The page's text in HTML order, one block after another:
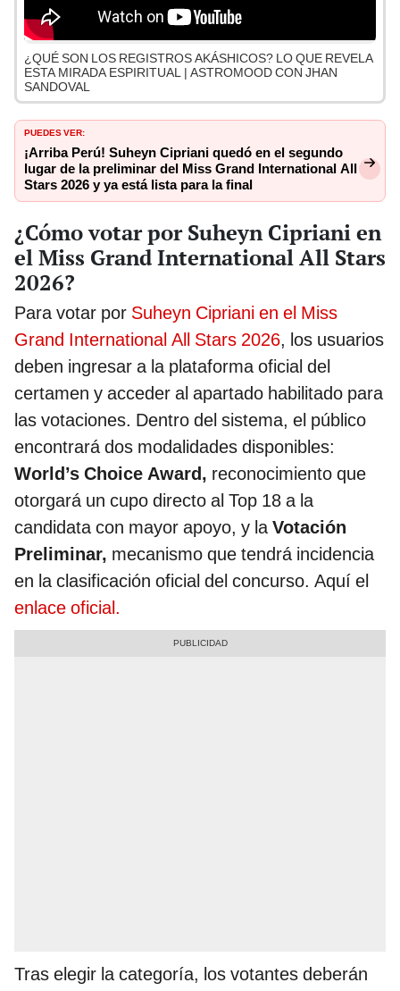
¿QUÉ SON LOS REGISTROS AKÁSHICOS? LO QUE REVELA
ESTA MIRADA ESPIRITUAL | ASTROMOOD CON JHAN
SANDOVAL
PUEDES VER:
¡Arriba Perú! Suheyn Cipriani quedó en el segundo
lugar de la preliminar del Miss Grand International All
Stars 2026 y ya está lista para la final
¿Cómo votar por Suheyn Cipriani en
el Miss Grand International All Stars
2026?
Para votar por Suheyn Cipriani en el Miss
Grand International All Stars 2026, los usuarios
deben ingresar a la plataforma oficial del
certamen y acceder al apartado habilitado para
las votaciones. Dentro del sistema, el público
encontrará dos modalidades disponibles:
World’s Choice Award, reconocimiento que
otorgará un cupo directo al Top 18 a la
candidata con mayor apoyo, y laVotación
Preliminar, mecanismo que tendrá incidencia
en la clasificación oficial del concurso. Aquí el
enlace oficial.
Tras elegir la categoría, los votantes deberán